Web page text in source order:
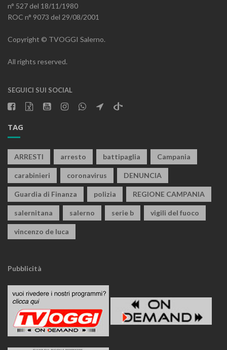
n° 527 del 18/11/1980
ROC n° 9073 del 29/08/2001
Copyright © TVOGGI Salerno.
All rights reserved.
SEGUICI SUI SOCIAL
TAG
ARRESTI arresto battipaglia Campania
carabinieri coronavirus DENUNCIA
Guardia di Finanza polizia REGIONE CAMPANIA
salernitana salerno serie b vigili del fuoco
vincenzo de luca
Pubblicità